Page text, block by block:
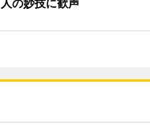
人の妙技に歓声